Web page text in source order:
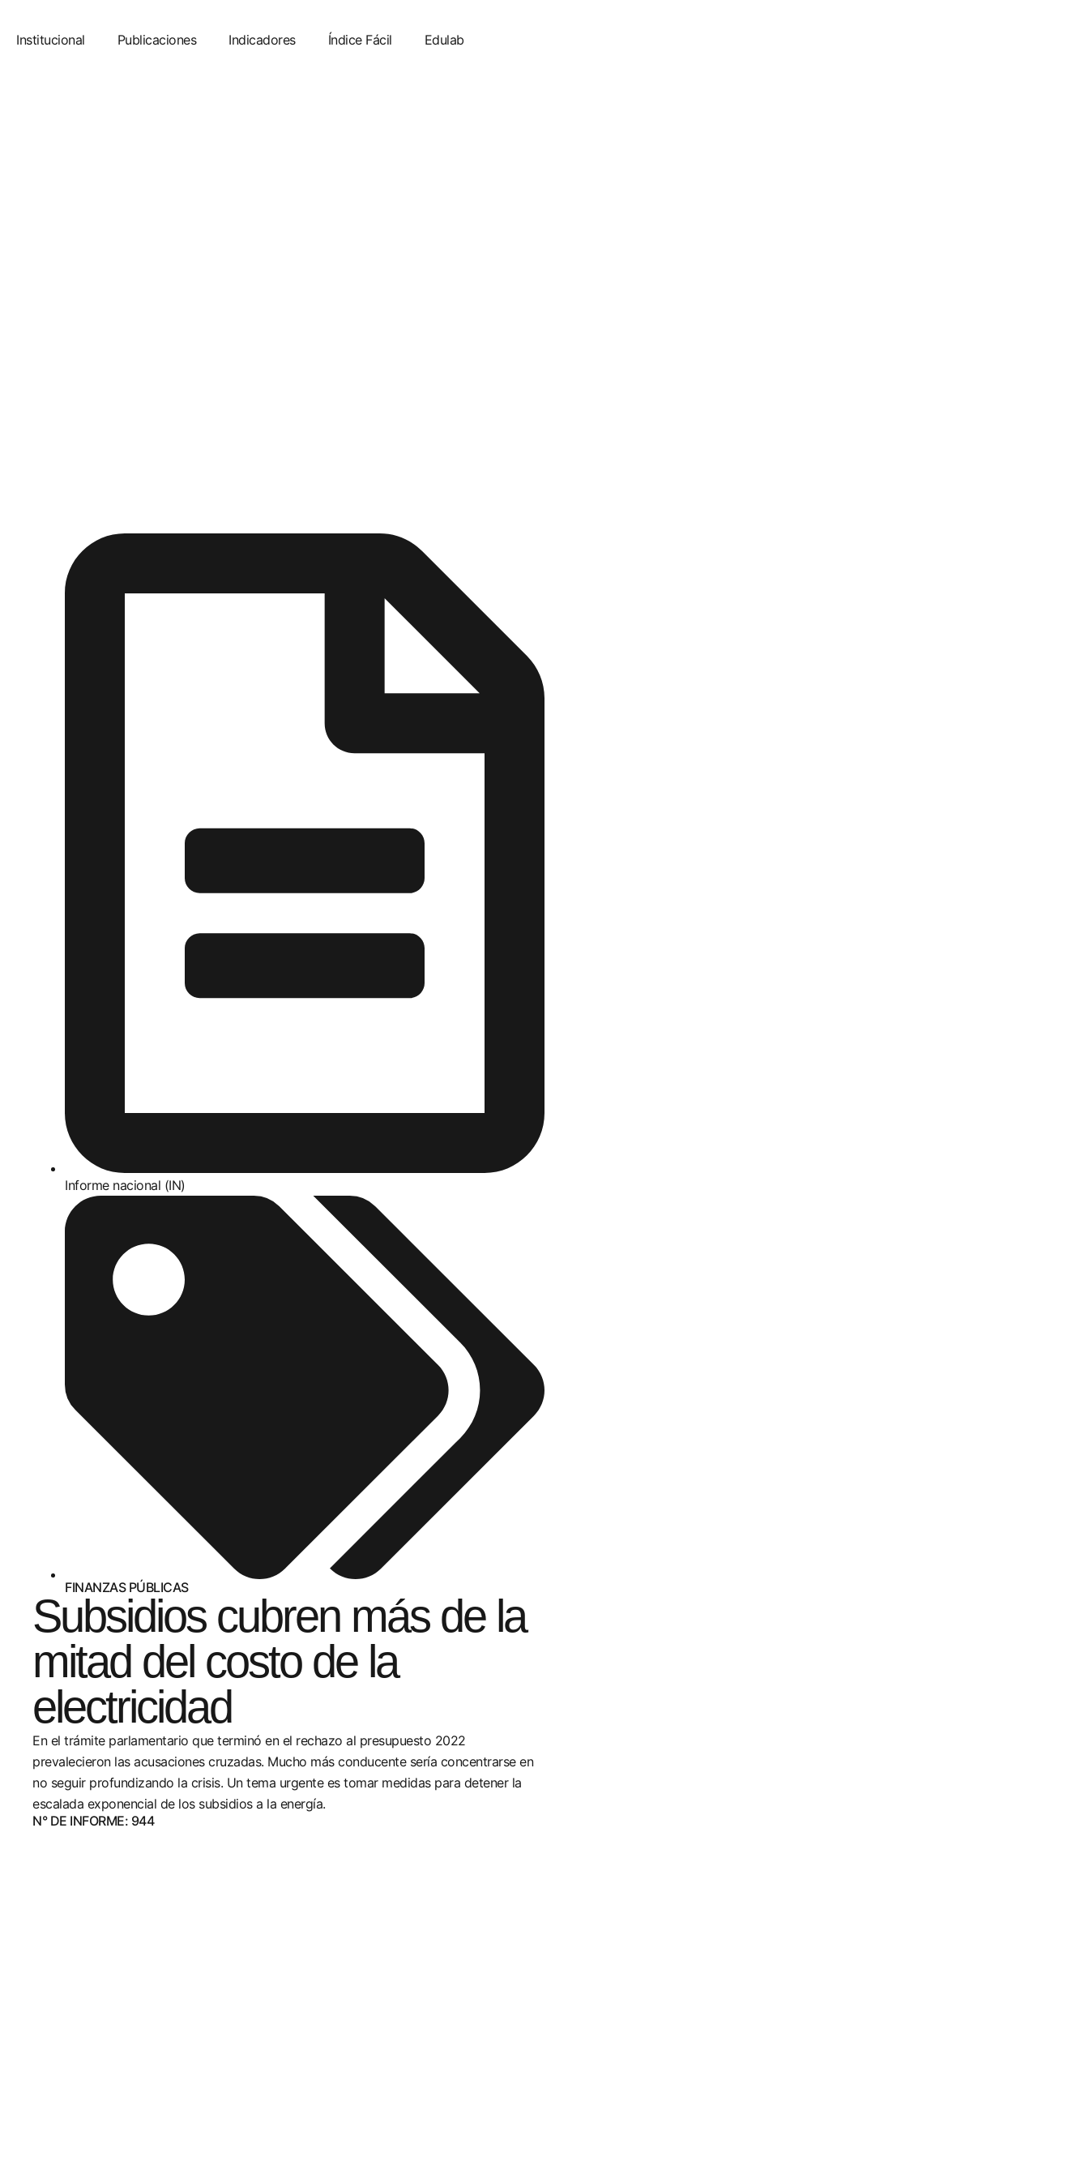
Institucional Publicaciones Indicadores Índice Fácil Edulab
Informe nacional (IN)
FINANZAS PÚBLICAS
Subsidios cubren más de la
mitad del costo de la
electricidad
En el trámite parlamentario que terminó en el rechazo al presupuesto 2022
prevalecieron las acusaciones cruzadas. Mucho más conducente sería concentrarse en
no seguir profundizando la crisis. Un tema urgente es tomar medidas para detener la
escalada exponencial de los subsidios a la energía.
N° DE INFORME: 944